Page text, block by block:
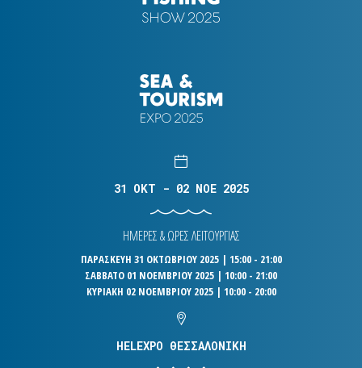
31 OKT - 02 NOE 2025
ΗΜΕΡΕΣ & ΩΡΕΣ ΛΕΙΤΟΥΡΓΙΑΣ
ΠΑΡΑΣΚΕΥΗ 31 ΟΚΤΩΒΡΙΟΥ 2025 | 15:00 - 21:00
ΣΑΒΒΑΤΟ 01 ΝΟΕΜΒΡΙΟΥ 2025 | 10:00 - 21:00
ΚΥΡΙΑΚΗ 02 ΝΟΕΜΒΡΙΟΥ 2025 | 10:00 - 20:00
HELEXPO ΘΕΣΣΑΛΟΝΙΚΗ